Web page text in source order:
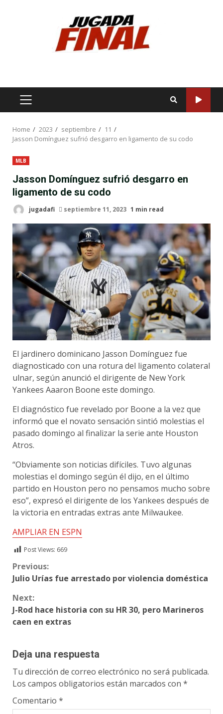
PRIMARY
Home 2023 septiembre
11
Jasson Domínguez sufrió desgarro en ligamento de su codo
MLB
Jasson Domínguez sufrió desgarro en
ligamento de su codo
jugadafi septiembre 11, 2023 1 min read
El jardinero dominicano Jasson Domínguez fue
diagnosticado con una rotura del ligamento colateral
ulnar, según anunció el dirigente de New York
Yankees Aaaron Boone este domingo.
El diagnóstico fue revelado por Boone a la vez que
informó que el novato sensación sintió molestias el
pasado domingo al finalizar la serie ante Houston
Atros.
“Obviamente son noticias difíciles. Tuvo algunas
molestias el domingo según él dijo, en el último
partido en Houston pero no pensamos mucho sobre
eso”, expresó el dirigente de los Yankees después de
la victoria en entradas extras ante Milwaukee.
AMPLIAR EN ESPN
Post Views: 669
Continue
Previous:
Julio Urías fue arrestado por violencia doméstica
Next:
J-Rod hace historia con su HR 30, pero Marineros
caen en extras
Deja una respuesta
Tu dirección de correo electrónico no será publicada.
Los campos obligatorios están marcados con *
Comentario *